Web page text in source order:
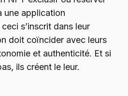
une application
s’inscrit dans leur
doit coïncider avec leurs
et authenticité. Et si
ils créent le leur.